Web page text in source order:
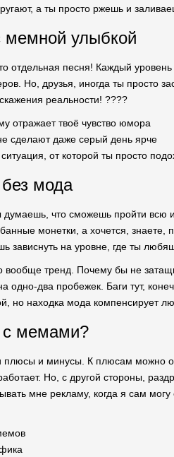
а ты просто ржешь и
мемной улыбкой
отдельная песня! Каждый
Но, друзья, иногда ты просто
реальности! ????
отражает твоё чувство юмора
сделают даже серый день ярче
от которой ты просто
мода
что сможешь пройти всю
монетки, а хочется,
зависнуть на уровне, где ты
вообще тренд. Почему бы не
одно-два пробежек. Баги тут,
но находка мода компенсирует
с мемами?
плюсы и минусы. К плюсам можно
Но, с другой стороны,
мне рекламу, когда я сам